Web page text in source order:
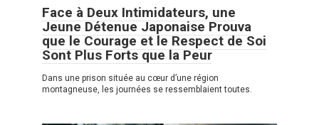
Face à Deux Intimidateurs, une
Jeune Détenue Japonaise Prouva
que le Courage et le Respect de Soi
Sont Plus Forts que la Peur
Dans une prison située au cœur d’une région
montagneuse, les journées se ressemblaient toutes.